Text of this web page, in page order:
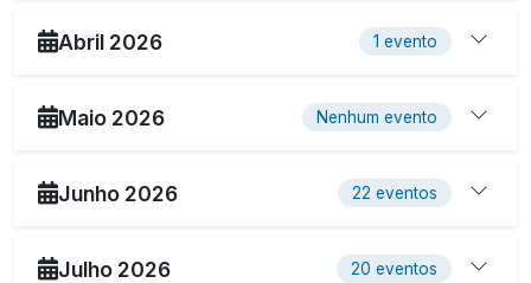
Abril 2026 1 evento
Maio 2026 Nenhum evento
Junho 2026 22 eventos
Julho 2026 20 eventos